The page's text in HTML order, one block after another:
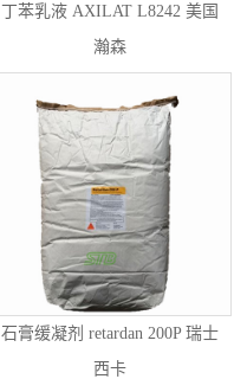
丁苯乳液 AXILAT L8242 美国
瀚森
石膏缓凝剂 retardan 200P 瑞士
西卡